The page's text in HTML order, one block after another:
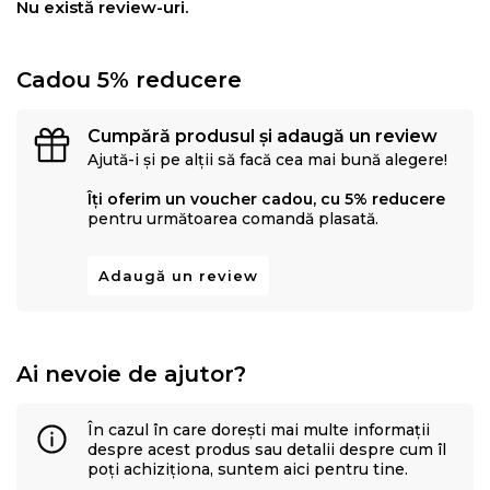
Nu există review-uri.
Cadou 5% reducere
Cumpără produsul și adaugă un review
Ajută-i și pe alții să facă cea mai bună alegere!
Îți oferim un voucher cadou, cu 5% reducere
pentru următoarea comandă plasată.
Adaugă un review
Ai nevoie de ajutor?
În cazul în care dorești mai multe informații
despre acest produs sau detalii despre cum îl
poți achiziționa, suntem aici pentru tine.